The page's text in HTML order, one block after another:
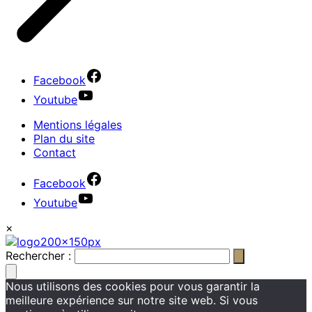
Facebook
Youtube
Mentions légales
Plan du site
Contact
Facebook
Youtube
×
Rechercher :
Nous utilisons des cookies pour vous garantir la
meilleure expérience sur notre site web. Si vous